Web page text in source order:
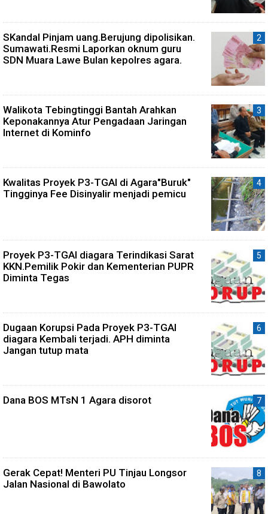
SKandal Pinjam uang.Berujung dipolisikan.
Sumawati.Resmi Laporkan oknum guru
SDN Muara Lawe Bulan kepolres agara.
Walikota Tebingtinggi Bantah Arahkan
Keponakannya Atur Pengadaan Jaringan
Internet di Kominfo
Kwalitas Proyek P3-TGAI di Agara"Buruk"
Tingginya Fee Disinyalir menjadi pemicu
Proyek P3-TGAI diagara Terindikasi Sarat
KKN.Pemilik Pokir dan Kementerian PUPR
Diminta Tegas
Dugaan Korupsi Pada Proyek P3-TGAI
diagara Kembali terjadi. APH diminta
Jangan tutup mata
Dana BOS MTsN 1 Agara disorot
Gerak Cepat! Menteri PU Tinjau Longsor
Jalan Nasional di Bawolato